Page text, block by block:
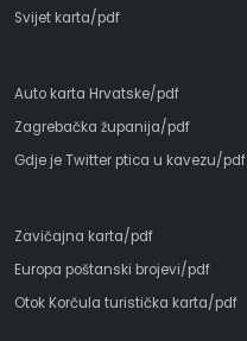
Svijet karta/pdf
Auto karta Hrvatske/pdf
Zagrebačka županija/pdf
Gdje je Twitter ptica u kavezu/pdf
Zavičajna karta/pdf
Europa poštanski brojevi/pdf
Otok Korčula turistička karta/pdf